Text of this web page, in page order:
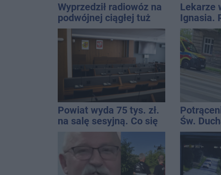
Wyprzedził radiowóz na
podwójnej ciągłej tuż
przed pasami
Lekarze
Ignasia.
Powiat wyda 75 tys. zł.
na salę sesyjną. Co się
zmieni?
Św.
szpitala